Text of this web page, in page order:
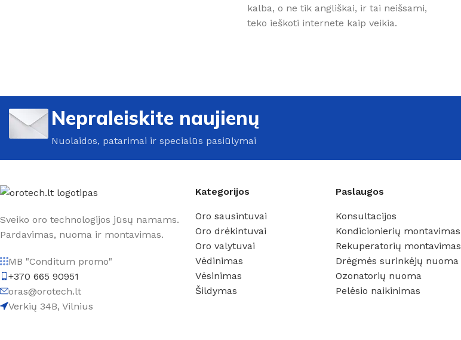
kalba, o ne tik angliškai, ir tai neišsami,
teko ieškoti internete kaip veikia.
Nepraleiskite naujienų
Nuolaidos, patarimai ir specialūs pasiūlymai
Sveiko oro technologijos jūsų namams.
Pardavimas, nuoma ir montavimas.
MB "Conditum promo"
+370 665 90951
oras@orotech.lt
Verkių 34B, Vilnius
Kategorijos
Oro sausintuvai
Oro drėkintuvai
Oro valytuvai
Vėdinimas
Vėsinimas
Šildymas
Paslaugos
Konsultacijos
Kondicionierių montavimas
Rekuperatorių montavimas
Drėgmės surinkėjų nuoma
Ozonatorių nuoma
Pelėsio naikinimas